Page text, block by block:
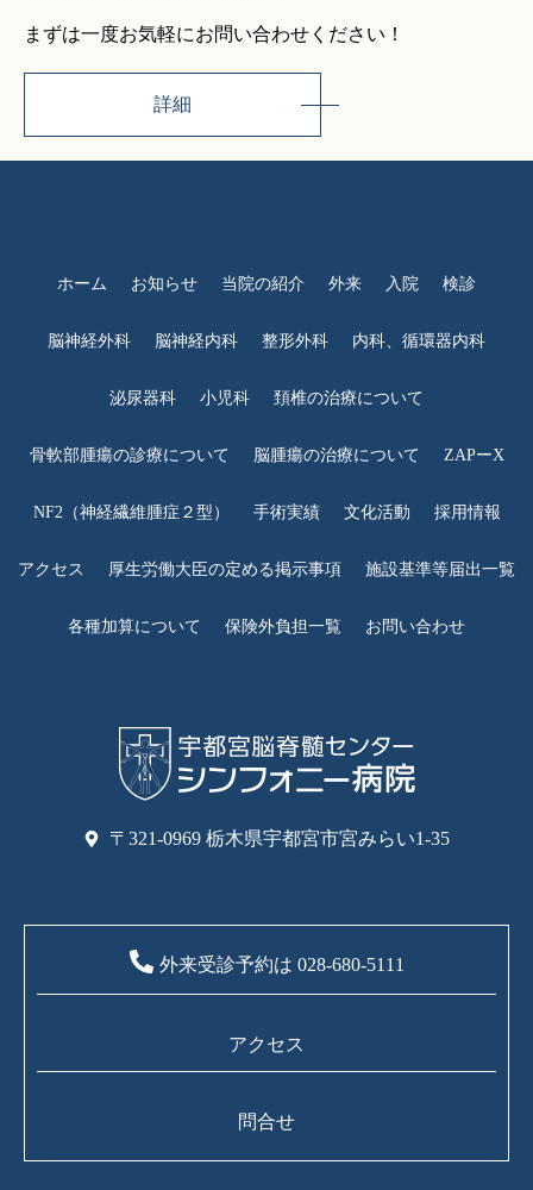
まずは一度お気軽にお問い合わせください！
詳細
ホーム お知らせ 当院の紹介 外来 入院 検診
脳神経外科 脳神経内科 整形外科 内科、循環器内科
泌尿器科 小児科 頚椎の治療について
骨軟部腫瘍の診療について 脳腫瘍の治療について ZAPーX
NF2（神経繊維腫症２型） 手術実績 文化活動 採用情報
アクセス 厚生労働大臣の定める掲示事項 施設基準等届出一覧
各種加算について 保険外負担一覧 お問い合わせ
〒321-0969 栃木県宇都宮市宮みらい1-35
外来受診予約は 028-680-5111
アクセス
問合せ